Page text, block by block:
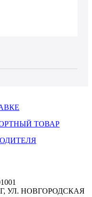
ТОВАР
УЛ. НОВГОРОДСКАЯ